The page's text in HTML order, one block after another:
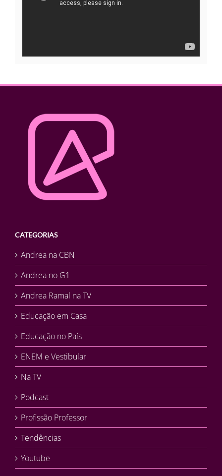
CATEGORIAS
Andrea na CBN
Andrea no G1
Andrea Ramal na TV
Educação em Casa
Educação no País
ENEM e Vestibular
Na TV
Podcast
Profissão Professor
Tendências
Youtube